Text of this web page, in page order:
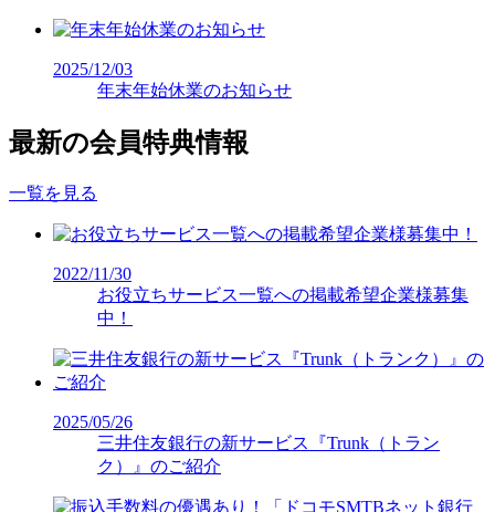
2025/12/03
年末年始休業のお知らせ
最新の会員特典情報
一覧を見る
2022/11/30
お役立ちサービス一覧への掲載希望企業様募集
中！
2025/05/26
三井住友銀行の新サービス『Trunk（トラン
ク）』のご紹介